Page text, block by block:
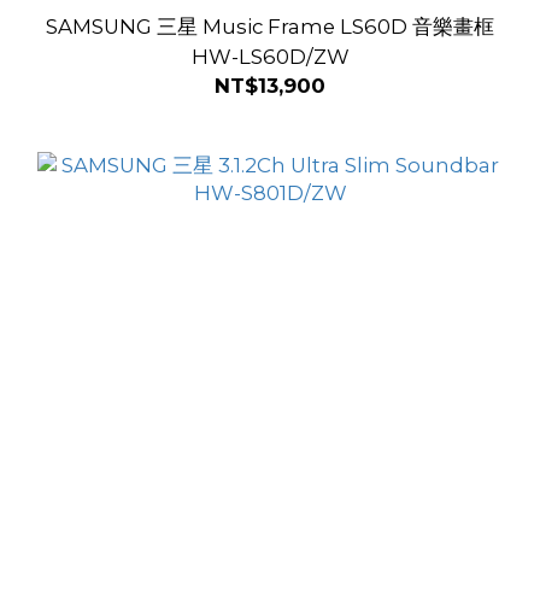
SAMSUNG 三星 Music Frame LS60D 音樂畫框
HW-LS60D/ZW
NT$13,900